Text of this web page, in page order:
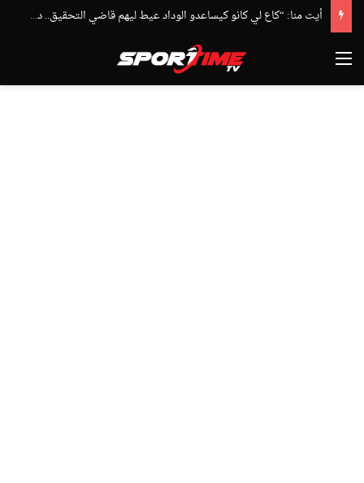
أيت منا: “كاع لي كانو كيساعدو الوداد عيط ليهم قاضي التحقيق.. دابا حتى شي واحد ما بقا باغي يعاون”
القائمة